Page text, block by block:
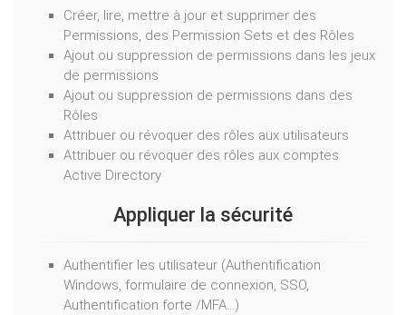
Créer, lire, mettre à jour et supprimer des
Permissions, des Permission Sets et des Rôles
Ajout ou suppression de permissions dans les jeux
de permissions
Ajout ou suppression de permissions dans des
Rôles
Attribuer ou révoquer des rôles aux utilisateurs
Attribuer ou révoquer des rôles aux comptes
Active Directory
Appliquer la sécurité
Authentifier les utilisateur (Authentification
Windows, formulaire de connexion, SSO,
Authentification forte /MFA…)